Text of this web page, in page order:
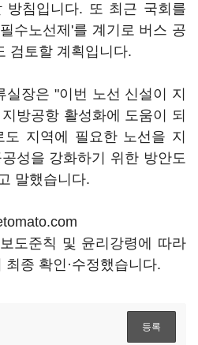
방침입니다. 또 최근 국회를
수노선제'를 계기로 버스 공
검토할 계획입니다.
실장은 "이번 노선 신설이 지
방공항 활성화에 도움이 되
지역에 필요한 노선을 지
성을 강화하기 위한 방안도
말했습니다.
도준칙 및 윤리강령에 따라
종 확인·수정했습니다.